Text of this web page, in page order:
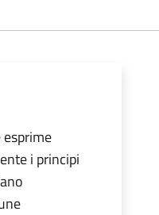
i principi